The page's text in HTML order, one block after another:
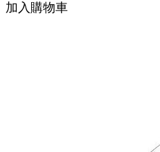
加入購物車